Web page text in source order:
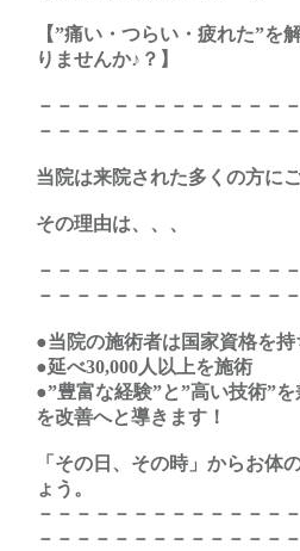
【”痛い・つらい・疲れた”を
りませんか♪？】
－－－－－－－－－－－－－
－－－－－－－－－－－－－
当院は来院された多くの方に
その理由は、、、
－－－－－－－－－－－－－
－－－－－－－－－－－－－
●当院の施術者は国家資格を
●延べ30,000人以上を施術
●”豊富な経験”と”高い技術”
を改善へと導きます！
「その日、その時」からお体
ょう。
－－－－－－－－－－－－－
－－－－－－－－－－－－－